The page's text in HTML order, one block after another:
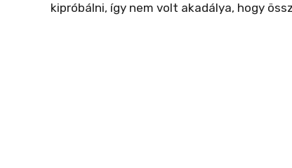
kipróbálni, így nem volt akadálya, hogy